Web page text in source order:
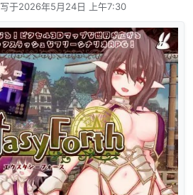
写于2026年5月24日 上午7:30
最后由 编辑